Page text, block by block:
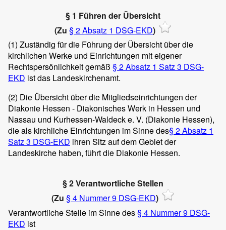
§ 1 Führen der Übersicht
(Zu § 2 Absatz 1 DSG-EKD)
(1) Zuständig für die Führung der Übersicht über die
kirchlichen Werke und Einrichtungen mit eigener
Rechtspersönlichkeit gemäß § 2 Absatz 1 Satz 3 DSG-
EKD ist das Landeskirchenamt.
(2) Die Übersicht über die Mitgliedseinrichtungen der
Diakonie Hessen - Diakonisches Werk in Hessen und
Nassau und Kurhessen-Waldeck e. V. (Diakonie Hessen),
die als kirchliche Einrichtungen im Sinne des§ 2 Absatz 1
Satz 3 DSG-EKD ihren Sitz auf dem Gebiet der
Landeskirche haben, führt die Diakonie Hessen.
§ 2 Verantwortliche Stellen
(Zu § 4 Nummer 9 DSG-EKD)
Verantwortliche Stelle im Sinne des§ 4 Nummer 9 DSG-
EKD ist